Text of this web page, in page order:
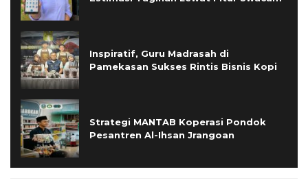
Inspiratif, Guru Madrasah di
Pamekasan Sukses Rintis Bisnis Kopi
Strategi MANTAB Koperasi Pondok
Pesantren Al-Ihsan Jrangoan